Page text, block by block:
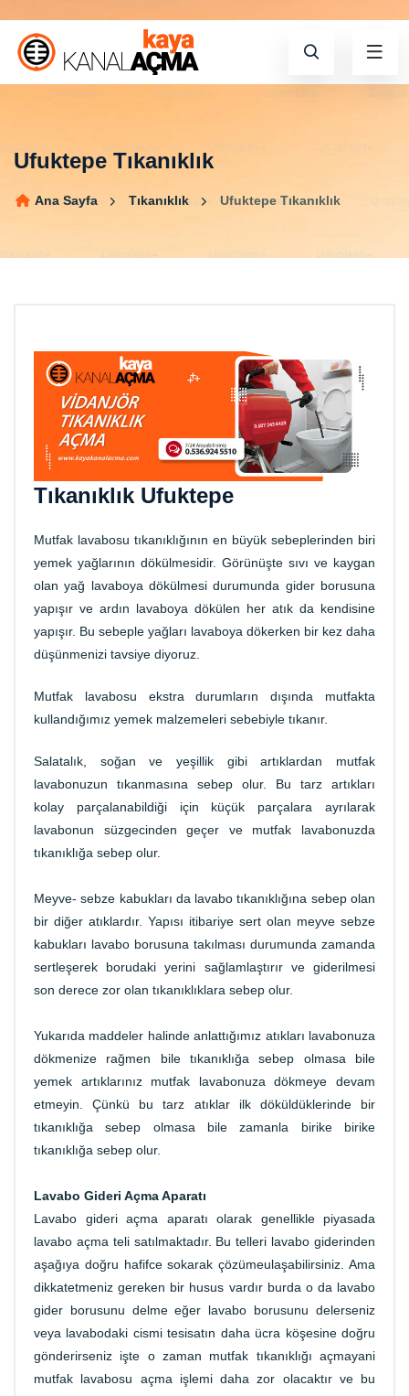
Ufuktepe Tıkanıklık
Ana Sayfa Tıkanıklık Ufuktepe Tıkanıklık
Tıkanıklık Ufuktepe
Mutfak lavabosu tıkanıklığının en büyük sebeplerinden biri
yemek yağlarının dökülmesidir. Görünüşte sıvı ve kaygan
olan yağ lavaboya dökülmesi durumunda gider borusuna
yapışır ve ardın lavaboya dökülen her atık da kendisine
yapışır. Bu sebeple yağları lavaboya dökerken bir kez daha
düşünmenizi tavsiye diyoruz.
Mutfak lavabosu ekstra durumların dışında mutfakta
kullandığımız yemek malzemeleri sebebiyle tıkanır.
Salatalık, soğan ve yeşillik gibi artıklardan mutfak
lavabonuzun tıkanmasına sebep olur. Bu tarz artıkları
kolay parçalanabildiği için küçük parçalara ayrılarak
lavabonun süzgecinden geçer ve mutfak lavabonuzda
tıkanıklığa sebep olur.
Meyve- sebze kabukları da lavabo tıkanıklığına sebep olan
bir diğer atıklardır. Yapısı itibariye sert olan meyve sebze
kabukları lavabo borusuna takılması durumunda zamanda
sertleşerek borudaki yerini sağlamlaştırır ve giderilmesi
son derece zor olan tıkanıklıklara sebep olur.
Yukarıda maddeler halinde anlattığımız atıkları lavabonuza
dökmenize rağmen bile tıkanıklığa sebep olmasa bile
yemek artıklarınız mutfak lavabonuza dökmeye devam
etmeyin. Çünkü bu tarz atıklar ilk döküldüklerinde bir
tıkanıklığa sebep olmasa bile zamanla birike birike
tıkanıklığa sebep olur.
Lavabo Gideri Açma Aparatı
Lavabo gideri açma aparatı olarak genellikle piyasada
lavabo açma teli satılmaktadır. Bu telleri lavabo giderinden
aşağıya doğru hafifce sokarak çözümeulaşabilirsiniz. Ama
dikkatetmeniz gereken bir husus vardır burda o da lavabo
gider borusunu delme eğer lavabo borusunu delerseniz
veya lavabodaki cismi tesisatın daha ücra köşesine doğru
gönderirseniz işte o zaman mutfak tıkanıklığı açmayani
mutfak lavabosu açma işlemi daha zor olacaktır ve bu